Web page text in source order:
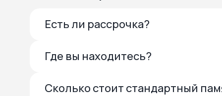
Есть ли рассрочка?
Где вы находитесь?
Сколько стоит стандартный